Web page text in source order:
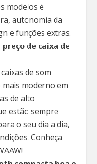
modelos é
autonomia da
e funções extras.
de caixa de
de som
mais moderno em
de alto
estão sempre
o seu dia a dia,
Conheça